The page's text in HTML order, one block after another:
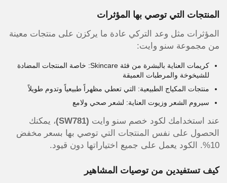
المنتجات التي توصي بها المؤثرات
المؤثرات مثل وعد التركي عادة ما يركزن على منتجات معينة
من مجموعة سنو وايت:
كريمات العناية بالبشرة من فئة Skincare: خاصة المنتجات المضادة
للشيخوخة والمرطبات العميقة
منتجات المكياج الطبيعية: التي تعطي مظهراً طبيعياً وتدوم طويلاً
سيروم الشعر وزيوت العناية: لشعر صحي ولامع
عند استخدامك لكود خصم سنو وايت (SW781)
، يمكنك
الحصول على نفس المنتجات التي توصي بها بسعر مخفض
10%. الكود يعمل على جميع اختياراتها دون قيود.
كيف تستفيدين من توصيات المشاهير